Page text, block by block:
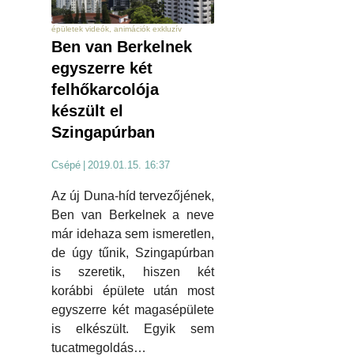
épületek videók, animációk exkluzív
Ben van Berkelnek
egyszerre két
felhőkarcolója
készült el
Szingapúrban
Csépé 2019.01.15. 16:37
Az új Duna-híd tervezőjének,
Ben van Berkelnek a neve
már idehaza sem ismeretlen,
de úgy tűnik, Szingapúrban
is szeretik, hiszen két
korábbi épülete után most
egyszerre két magasépülete
is elkészült. Egyik sem
tucatmegoldás…